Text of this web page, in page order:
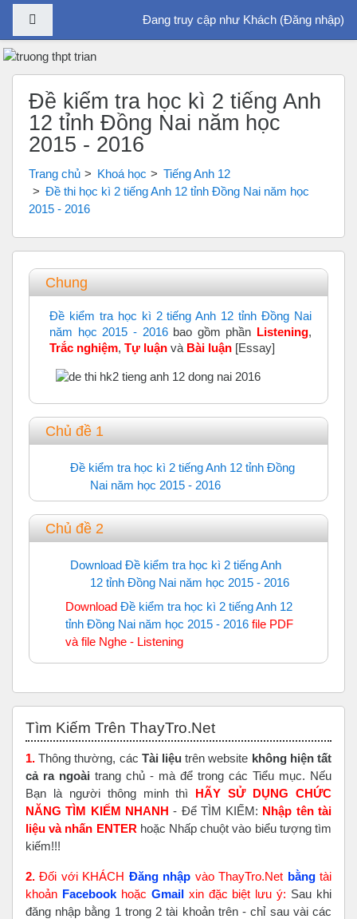
Bảng điều khiển cạnhĐang truy cập như Khách (Đăng nhập)
Đề kiểm tra học kì 2 tiếng Anh
12 tỉnh Đồng Nai năm học
2015 - 2016
Trang chủ Khoá học
Tiếng Anh 12
Đề thi học kì 2 tiếng Anh 12 tỉnh Đồng Nai năm học
2015 - 2016
Tổng quan các chủ đề
Chung
Đề kiểm tra học kì 2 tiếng Anh 12 tỉnh Đồng Nai
năm học 2015 - 2016bao gồm phần Listening,
Trắc nghiệm, Tự luận và Bài luận [Essay]
Chủ đề 1
Đề kiểm tra học kì 2 tiếng Anh 12 tỉnh Đồng
Nai năm học 2015 - 2016Trắc nghiệm
Chủ đề 2
Download Đề kiểm tra học kì 2 tiếng Anh
12 tỉnh Đồng Nai năm học 2015 - 2016
URL
Download Đề kiểm tra học kì 2 tiếng Anh 12
tỉnh Đồng Nai năm học 2015 - 2016 file PDF
và file Nghe - Listening
Tìm Kiếm Trên ThayTro.Net
1. Thông thường, các Tài liệu trên website không hiện tất
cả ra ngoài trang chủ - mà để trong các Tiểu mục. Nếu
Bạn là người thông minh thì HÃY SỬ DỤNG CHỨC
NĂNG TÌM KIẾM NHANH - Để TÌM KIẾM: Nhập tên tài
liệu và nhấn ENTER hoặc Nhấp chuột vào biểu tượng tìm
kiếm!!!
2. Đối với KHÁCH Đăng nhập vào ThayTro.Net bằngtài
khoản Facebook hoặc Gmailxin đặc biệt lưu ý: Sau khi
đăng nhập bằng 1 trong 2 tài khoản trên - chỉ sau vài các